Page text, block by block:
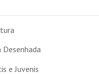
Desenhada
e Juvenis